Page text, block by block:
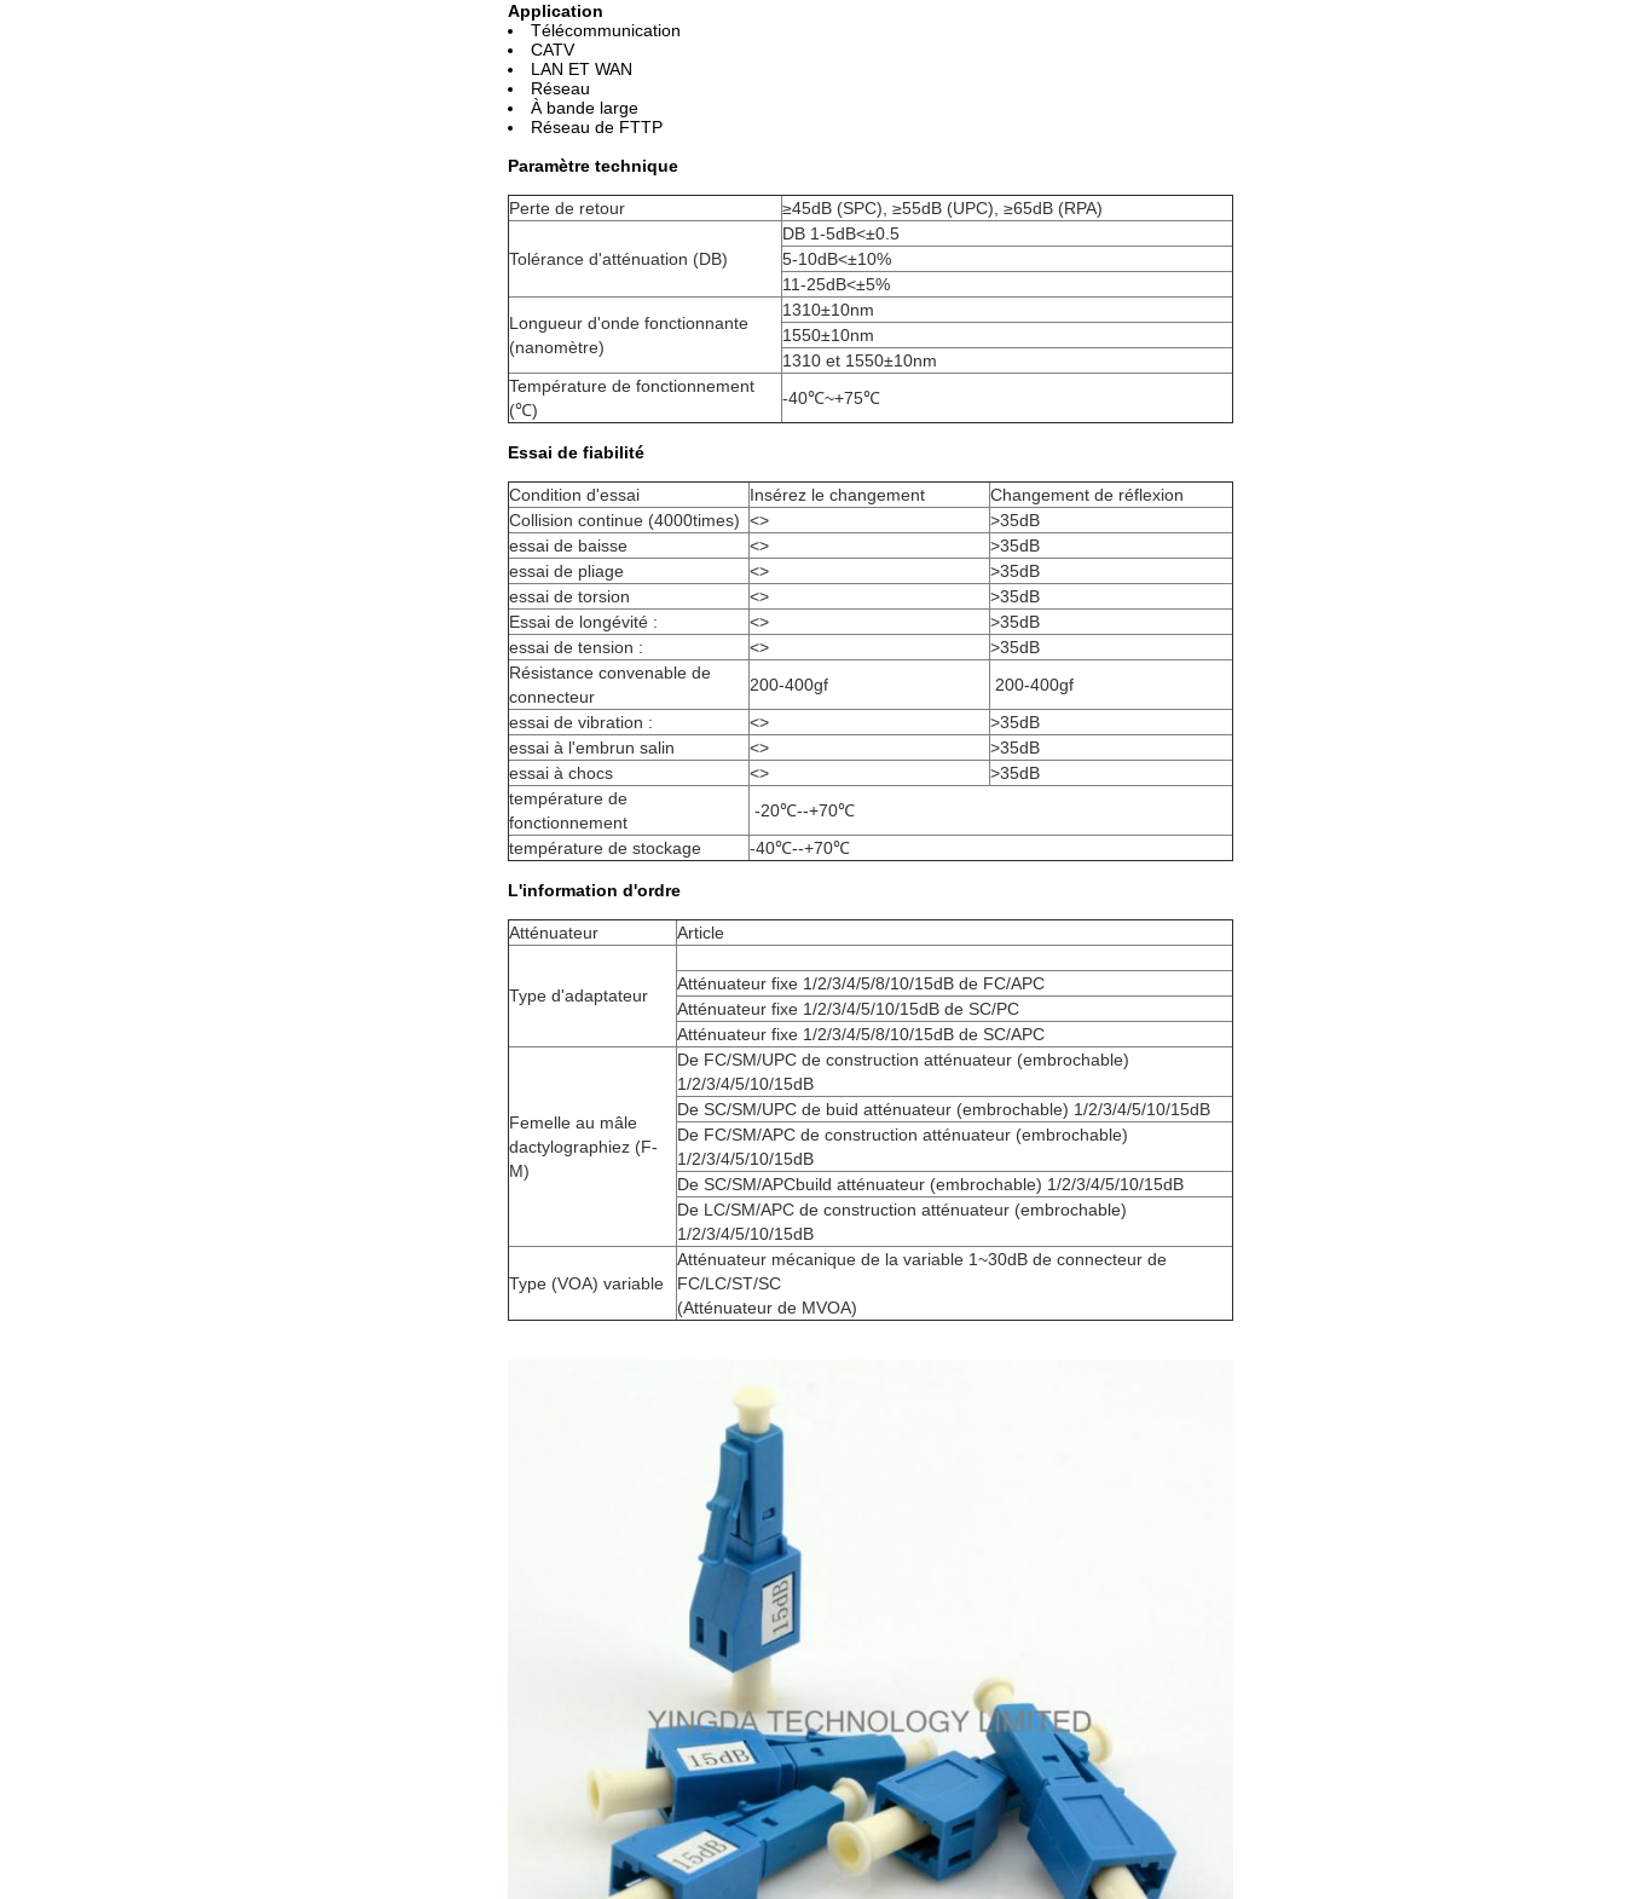
Application
Télécommunication
CATV
LAN ET WAN
Réseau
À bande large
Réseau de FTTP
Paramètre technique
Perte de retour ≥45dB (SPC), ≥55dB (UPC), ≥65dB (RPA)
Tolérance d'atténuation (DB)
DB 1-5dB<±0.5
5-10dB<±10%
11-25dB<±5%
Longueur d'onde fonctionnante
(nanomètre)
1310±10nm
1550±10nm
1310 et 1550±10nm
Température de fonctionnement
(℃)
-40℃~+75℃
Essai de fiabilité
Condition d'essai Insérez le changement
Changement de réflexion
Collision continue (4000times) <>
>35dB
essai de baisse
<>
>35dB
essai de pliage
<>
>35dB
essai de torsion
<>
>35dB
Essai de longévité :
<>
>35dB
essai de tension :
<>
>35dB
Résistance convenable de
connecteur
200-400gf
200-400gf
essai de vibration :
<>
>35dB
essai à l'embrun salin
<>
>35dB
essai à chocs
<>
>35dB
température de
fonctionnement
-20℃--+70℃
température de stockage
-40℃--+70℃
L'information d'ordre
Atténuateur Article
Type d'adaptateur
Atténuateur fixe 1/2/3/4/5/8/10/15dB de FC/APC
Atténuateur fixe 1/2/3/4/5/10/15dB de SC/PC
Atténuateur fixe 1/2/3/4/5/8/10/15dB de SC/APC
Femelle au mâle
dactylographiez (F-
M)
De FC/SM/UPC de construction atténuateur (embrochable)
1/2/3/4/5/10/15dB
De SC/SM/UPC de buid atténuateur (embrochable) 1/2/3/4/5/10/15dB
De FC/SM/APC de construction atténuateur (embrochable)
1/2/3/4/5/10/15dB
De SC/SM/APCbuild atténuateur (embrochable) 1/2/3/4/5/10/15dB
De LC/SM/APC de construction atténuateur (embrochable)
1/2/3/4/5/10/15dB
Type (VOA) variable
Atténuateur mécanique de la variable 1~30dB de connecteur de
FC/LC/ST/SC
(Atténuateur de MVOA)